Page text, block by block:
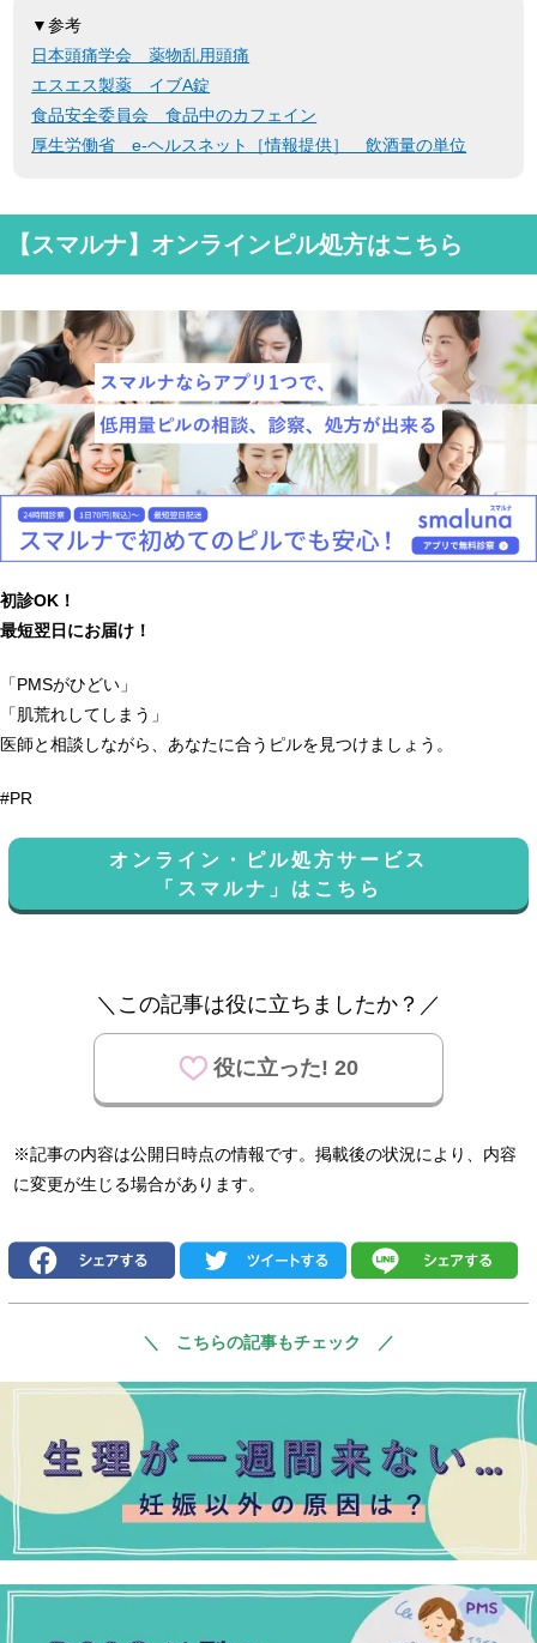
▼参考
日本頭痛学会 薬物乱用頭痛
エスエス製薬 イブA錠
食品安全委員会 食品中のカフェイン
厚生労働省 e-ヘルスネット［情報提供］ 飲酒量の単位
【スマルナ】オンラインピル処方はこちら
初診OK！
最短翌日にお届け！
「PMSがひどい」
「肌荒れしてしまう」
医師と相談しながら、あなたに合うピルを見つけましょう。
#PR
オンライン・ピル処方サービス
「スマルナ」はこちら
＼この記事は役に立ちましたか？／
役に立った! 20
※記事の内容は公開日時点の情報です。掲載後の状況により、内容
に変更が生じる場合があります。
＼ こちらの記事もチェック ／